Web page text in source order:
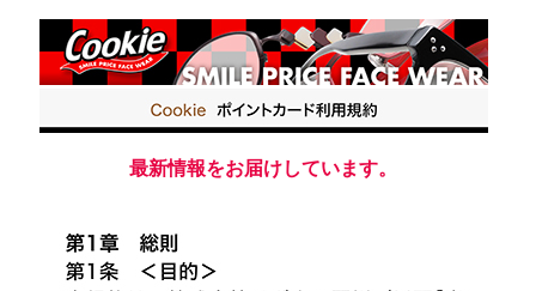
最新情報をお届けしています。